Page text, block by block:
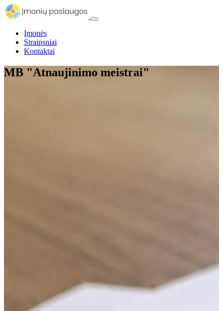
Įmonės
Straipsniai
Kontaktai
MB "Atnaujinimo meistrai"